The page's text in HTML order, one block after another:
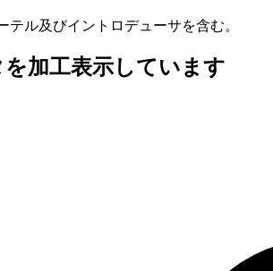
ル及びイントロデューサを含む。
加工表示しています